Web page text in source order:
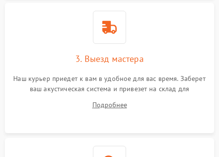
3. Выезд мастера
Наш курьер приедет к вам в удобное для вас время. Заберет
ваш акустическая система и привезет на склад для
Подробнее